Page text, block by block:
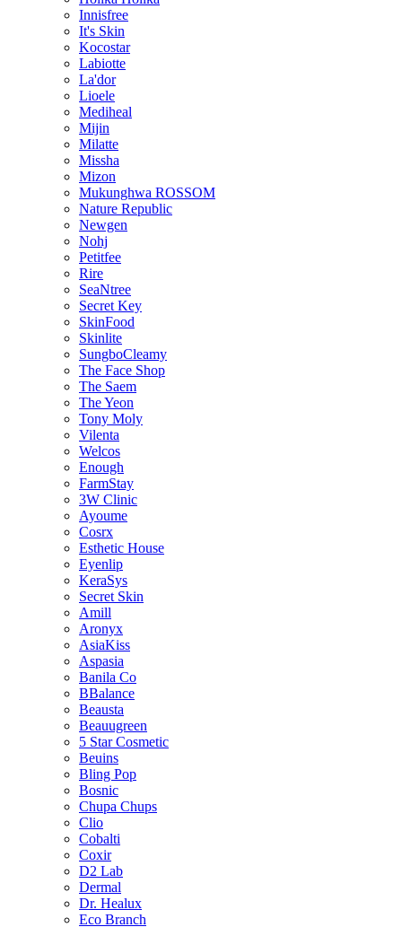
Innisfree
It's Skin
Kocostar
Labiotte
La'dor
Lioele
Mediheal
Mijin
Milatte
Missha
Mizon
Mukunghwa ROSSOM
Nature Republic
Newgen
Nohj
Petitfee
Rire
SeaNtree
Secret Key
SkinFood
Skinlite
SungboCleamy
The Face Shop
The Saem
The Yeon
Tony Moly
Vilenta
Welcos
Enough
FarmStay
3W Clinic
Ayoume
Cosrx
Esthetic House
Eyenlip
KeraSys
Secret Skin
Amill
Aronyx
AsiaKiss
Aspasia
Banila Co
BBalance
Beausta
Beauugreen
5 Star Cosmetic
Beuins
Bling Pop
Bosnic
Chupa Chups
Clio
Cobalti
Coxir
D2 Lab
Dermal
Dr. Healux
Eco Branch